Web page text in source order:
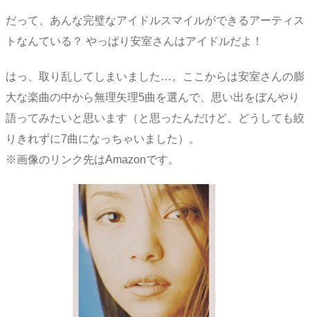
だって、あんな完璧なアイドルスマイルができるアーティス
トなんている？ やっぱり安室さんはアイドルだよ！
はっ、取り乱してしまいました…。ここからは安室さんの膨
大な楽曲の中から無理矢理5曲を選んで、思い出をぼんやり
語ってみたいと思います（と思ったんだけど、どうしても絞
りきれずに7曲になっちゃいました）。
※画像のリンク先はAmazonです。